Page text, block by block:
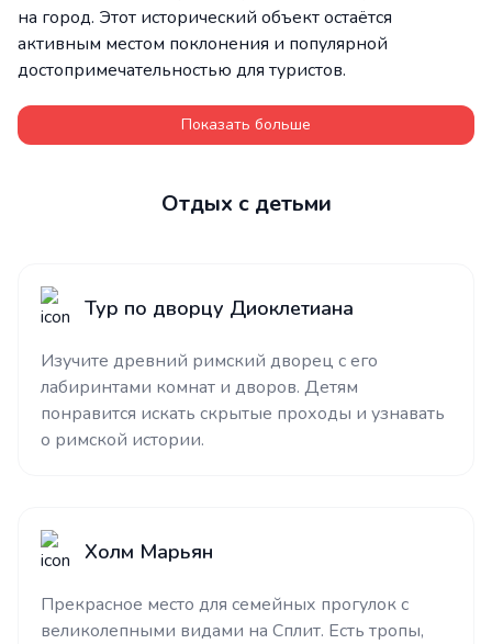
на город. Этот исторический объект остаётся
активным местом поклонения и популярной
достопримечательностью для туристов.
Показать больше
Отдых с детьми
Тур по дворцу Диоклетиана
Изучите древний римский дворец с его
лабиринтами комнат и дворов. Детям
понравится искать скрытые проходы и узнавать
о римской истории.
Холм Марьян
Прекрасное место для семейных прогулок с
великолепными видами на Сплит. Есть тропы,